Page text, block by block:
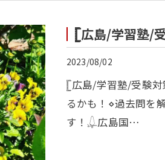
𓊈広島/学習塾/
2023/08/02
𓊈広島/学習塾/受験
るかも！⋄過去問を
す！𓆮広島国…